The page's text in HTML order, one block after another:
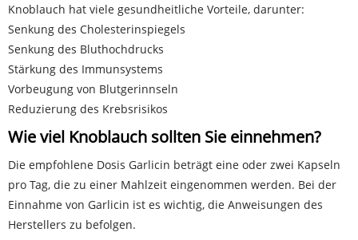
Knoblauch hat viele gesundheitliche Vorteile, darunter:
Senkung des Cholesterinspiegels
Senkung des Bluthochdrucks
Stärkung des Immunsystems
Vorbeugung von Blutgerinnseln
Reduzierung des Krebsrisikos
Wie viel Knoblauch sollten Sie einnehmen?
Die empfohlene Dosis Garlicin beträgt eine oder zwei Kapseln
pro Tag, die zu einer Mahlzeit eingenommen werden. Bei der
Einnahme von Garlicin ist es wichtig, die Anweisungen des
Herstellers zu befolgen.